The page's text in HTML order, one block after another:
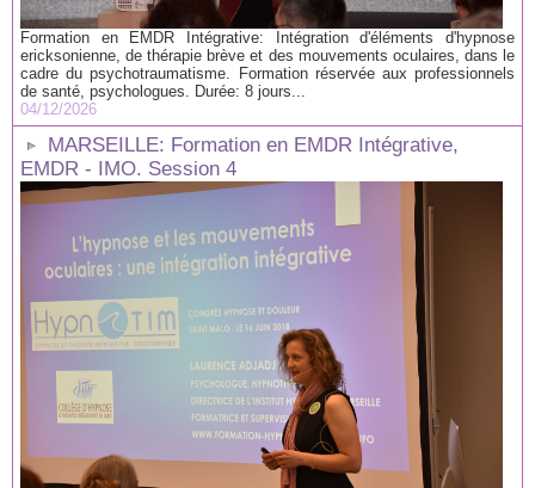
Formation en EMDR Intégrative: Intégration d'éléments d'hypnose
ericksonienne, de thérapie brève et des mouvements oculaires, dans le
cadre du psychotraumatisme. Formation réservée aux professionnels
de santé, psychologues. Durée: 8 jours...
04/12/2026
MARSEILLE: Formation en EMDR Intégrative,
EMDR - IMO. Session 4